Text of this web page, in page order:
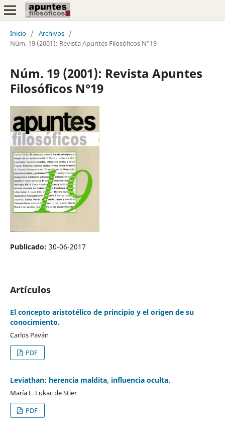
Inicio / Archivos /
Núm. 19 (2001): Revista Apuntes Filosóficos N°19
Núm. 19 (2001): Revista Apuntes
Filosóficos N°19
Publicado: 30-06-2017
Artículos
El concepto aristotélico de principio y el origen de su
conocimiento.
Carlos Paván
PDF
Leviathan: herencia maldita, influencia oculta.
María L. Lukac de Stier
PDF